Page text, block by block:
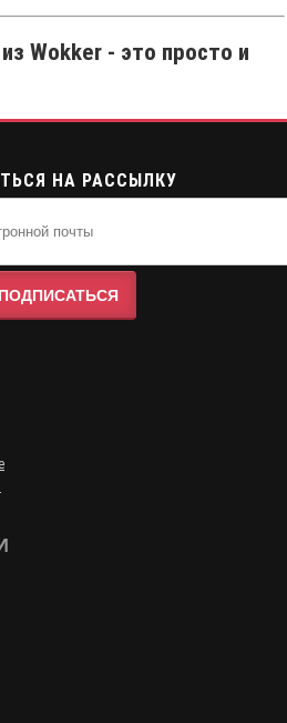
Wokker - это просто и
НА РАССЫЛКУ
ПОДПИСАТЬСЯ